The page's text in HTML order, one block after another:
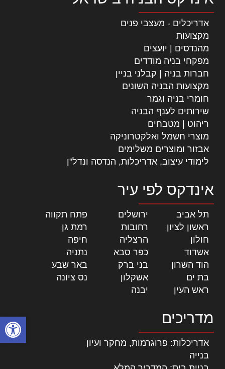
פתח
אדריכלים - מעצבי פנים
מקצועות
מהנדסים | יועצים
מפקחי בניה מודדים
חברות בניה | קבלני בניין
מקצועות הבניה השונים
חומרי בניה וגמר
שירותים לענף הבניה
ריהוט | מטבחים
מוצרי חשמל ואלקטרוניקה
אבזור ומוצרים משלימים
לימודי עיצוב, אדריכלות, הנדסה ונדל"ן
אינדקס לפי עיר
תל אביב ירושלים פתח תקווה
ראשון לציון
רחובות רמת גן
חולון
הרצליה חיפה
אשדוד
כפר סבא נתניה
הוד השרון
בני ברק באר שבע
בת ים
אשקלון נס ציונה
ראש העין
יבנה
מדריכים
אדריכלות: פרוגרמות, מחקר ועיון
בנייה